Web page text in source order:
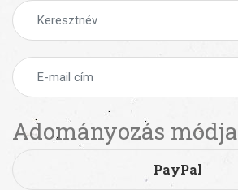
Adományozás módja
PayPal